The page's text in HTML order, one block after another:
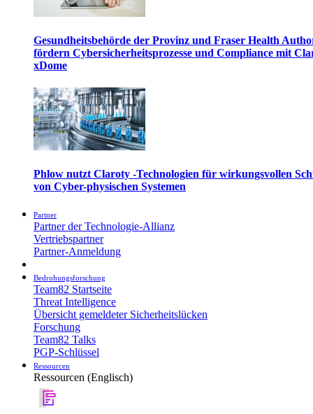
Gesundheitsbehörde der Provinz und Fraser Health
fördern Cybersicherheitsprozesse und Compliance mit
xDome
Phlow nutzt Claroty -Technologien für wirkungsvollen
von Cyber-physischen Systemen
Partner
Partner der Technologie-Allianz
Vertriebspartner
Partner-Anmeldung
Bedrohungsforschung
Team82 Startseite
Threat Intelligence
Übersicht gemeldeter Sicherheitslücken
Forschung
Team82 Talks
PGP-Schlüssel
Ressourcen
Ressourcen (Englisch)